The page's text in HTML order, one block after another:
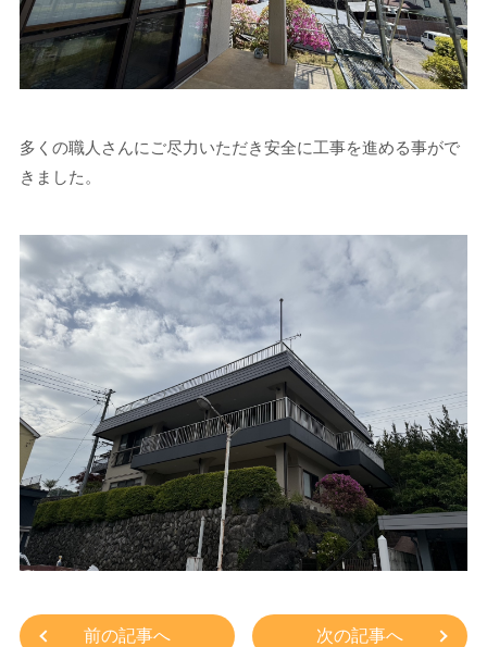
多くの職人さんにご尽力いただき安全に工事を進める事がで
きました。
前の記事へ 次の記事へ